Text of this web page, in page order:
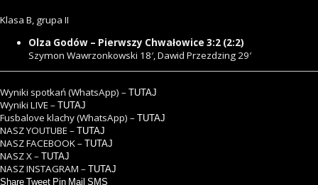
Klasa B, grupa II
Olza Godów – Pierwszy Chwałowice 3:2 (2:2)
Szymon Wawrzonkowski 18′, Dawid Przezdzing 29′
Wyniki spotkań (WhatsApp) – TUTAJ
Wyniki LIVE – TUTAJ
Fusbalove klachy (WhatsApp) – TUTAJ
NASZ YOUTUBE – TUTAJ
NASZ FACEBOOK – TUTAJ
NASZ X – TUTAJ
NASZ INSTAGRAM – TUTAJ
Share Tweet Pin Mail SMS